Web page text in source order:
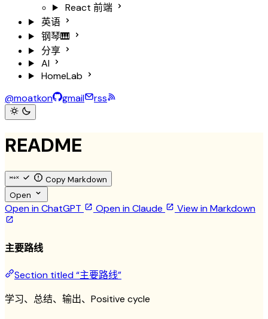
React 前端
英语
钢琴🎹
分享
AI
HomeLab
@moatkon
gmail rss
README
Copy Markdown
Open
Open in ChatGPT Open in Claude View in Markdown
主要路线
Section titled “主要路线”
学习、总结、输出、Positive cycle